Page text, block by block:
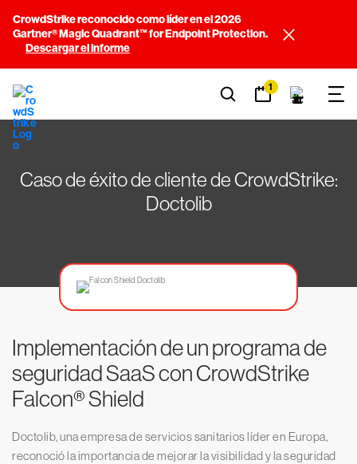
CrowdStrike reconocido como líder en el 2026
Gartner® Magic Quadrant™ for Endpoint Protection.
Descargar el informe
1
Caso de éxito de cliente de CrowdStrike:
Doctolib
Implementación de un programa de
seguridad SaaS con CrowdStrike
Falcon® Shield
Doctolib, una empresa de servicios sanitarios líder en Europa,
reconoció la importancia de mejorar la visibilidad y la seguridad